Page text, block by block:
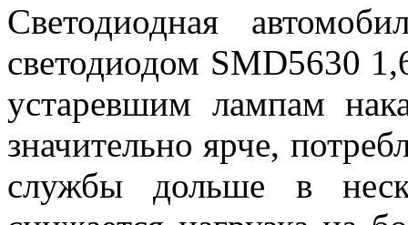
Светодиодная
светодиодом SMD5630
устаревшим лампам
значительно ярче,
службы дольше в